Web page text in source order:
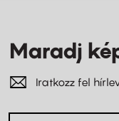
Maradj
Iratkozz fel